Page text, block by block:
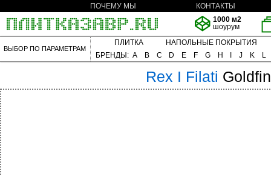
ПОЧЕМУ МЫ
КОНТАКТЫ
1000 м2
шоурум
ВЫБОР ПО ПАРАМЕТРАМ
ПЛИТКА
НАПОЛЬНЫЕ ПОКРЫТИЯ
БРЕНДЫ: A B C D E F G H J K L
Rex I Filati